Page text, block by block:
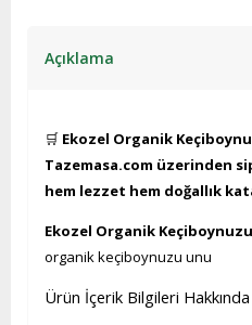
Açıklama
🛒 Ekozel Organik
Tazemasa.com üzerinden
hem lezzet hem doğallık
Ekozel Organik
organik keçiboynuzu unu
Ürün İçerik Bilgileri Hakkında